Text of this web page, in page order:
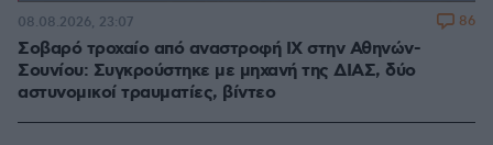
Σοβαρό τροχαίο από αναστροφή ΙΧ στην Αθηνών-
Σουνίου: Συγκρούστηκε με μηχανή της ΔΙΑΣ, δύο
αστυνομικοί τραυματίες, βίντεο
08.08.2026, 23:07 86